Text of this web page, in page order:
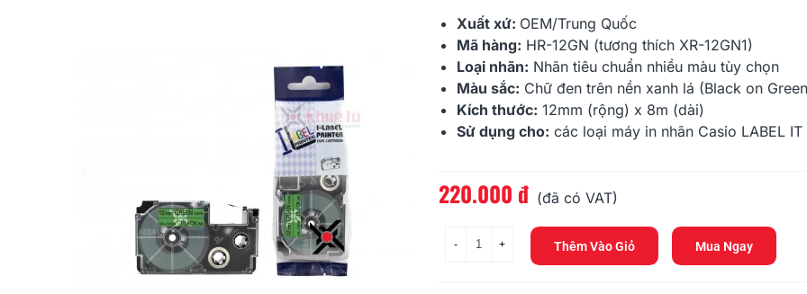
Xuất xứ: OEM/Trung Quốc
Mã hàng: HR-12GN (tương thích XR-12GN1)
Loại nhãn: Nhãn tiêu chuẩn nhiều màu tùy chọn
Màu sắc: Chữ đen trên nền xanh lá (Black on
Kích thước: 12mm (rộng) x 8m (dài)
Sử dụng cho: các loại máy in nhãn Casio LABEL IT
Đọc thêm
220.000 đ (đã có VAT)
- + Thêm Vào Giỏ Mua Ngay
6mm)
176.000 đ
HR-6WE (Black On White,
6mm)
176.000 đ
HR-6RD (Black On Red,
6mm)
176.000 đ
HR-6BU (Black On Blue,
HR-6YW
6mm)
176.000 đ
HR-6GN